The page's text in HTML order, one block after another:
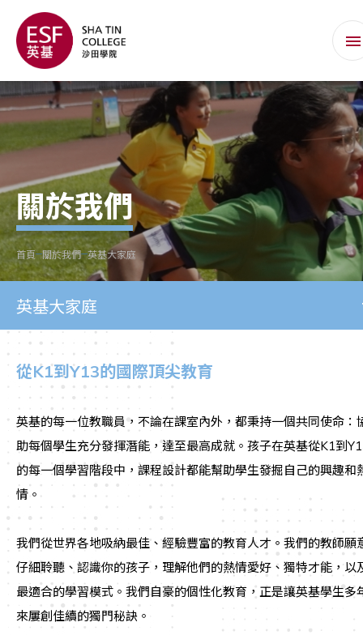
關於我們
首頁 關於我們 英基大家庭
英基大家庭
從K1到Y13的國際頂尖教育
英基的每一位教職員，不論在課室內外，都秉持一個共同使命：
助每個學生充分發揮潛能，達至最高成就。孩子在英基從K1到
的每一個學習階段中，課程設計都能幫助學生發掘自己的興趣和
情。
我們從世界各地吸納最佳、經驗豐富的教育人才。我們的教師願
仔細聆聽、認識你的孩子，理解他們的熱情愛好、獨特才能，以
最適合的學習模式。我們自豪的個性化教育，正是讓英基學生多
來屢創佳續的獨門秘訣。